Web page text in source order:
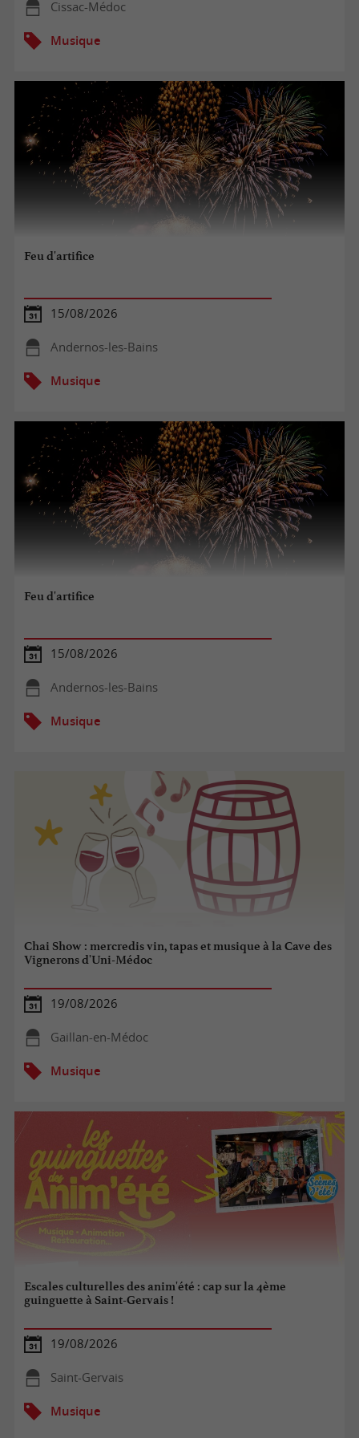
Cissac-Médoc
Musique
Feu d'artifice
15/08/2026
Andernos-les-Bains
Musique
Feu d'artifice
15/08/2026
Andernos-les-Bains
Musique
Chai Show : mercredis vin, tapas et musique à la Cave des
Vignerons d'Uni-Médoc
19/08/2026
Gaillan-en-Médoc
Musique
Escales culturelles des anim'été : cap sur la 4ème
guinguette à Saint-Gervais !
19/08/2026
Saint-Gervais
Musique